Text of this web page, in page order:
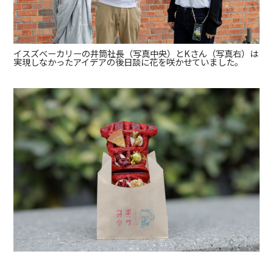
イスズベーカリーの井筒社長（写真中央）とKさん（写真右）は
実現しなかったアイデアの後日談に花を咲かせていました。